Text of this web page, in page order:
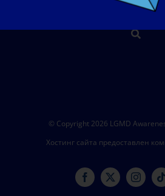
© Copyright 2026 LGMD
Хостинг сайта предоставлен